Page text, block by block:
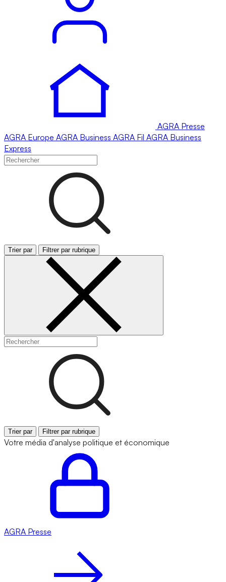
AGRA Presse
AGRA Europe AGRA Business AGRA Fil AGRA Business
Express
Trier par Filtrer par rubrique
Trier par Filtrer par rubrique
Votre média d'analyse politique et économique
AGRA Presse